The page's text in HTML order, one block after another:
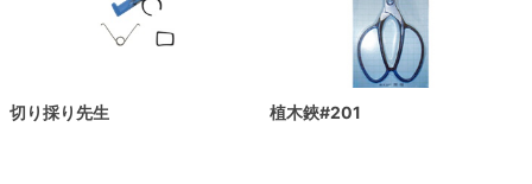
切り採り先生 植木鋏#201